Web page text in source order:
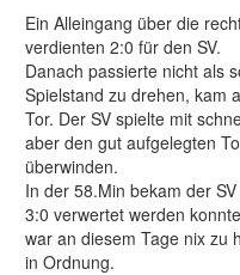
Ein Alleingang über die
verdienten 2:0 für den SV.
Danach passierte nicht als
Spielstand zu drehen, kam
Tor. Der SV spielte mit
aber den gut aufgelegten
überwinden.
In der 58.Min bekam der
3:0 verwertet werden
war an diesem Tage nix zu
in Ordnung.